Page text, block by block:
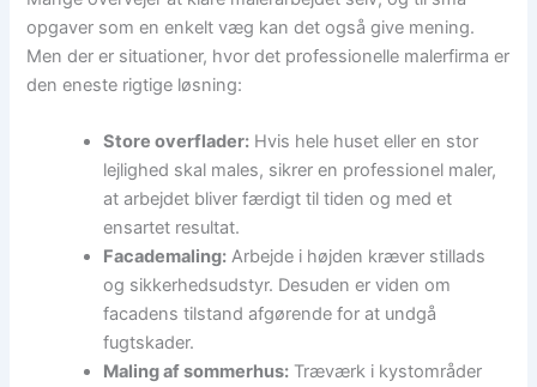
opgaver som en enkelt væg kan det også give mening.
Men der er situationer, hvor det professionelle malerfirma er
den eneste rigtige løsning:
Store overflader: Hvis hele huset eller en stor
lejlighed skal males, sikrer en professionel maler,
at arbejdet bliver færdigt til tiden og med et
ensartet resultat.
Facademaling: Arbejde i højden kræver stillads
og sikkerhedsudstyr. Desuden er viden om
facadens tilstand afgørende for at undgå
fugtskader.
Maling af sommerhus: Træværk i kystområder